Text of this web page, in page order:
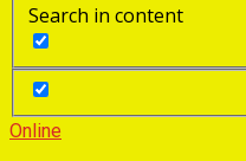
Search in content
Online